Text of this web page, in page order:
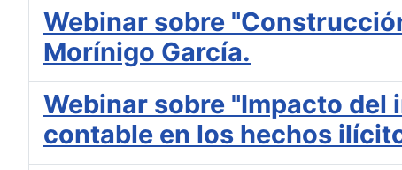
Webinar sobre
Morínigo García.
Webinar sobre "Impacto del
contable en los hechos